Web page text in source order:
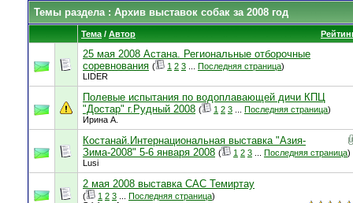
Темы раздела: Архив выставок собак за 2008 год
Тема / Автор
25 мая 2008 Астана. Региональные отборочные
соревнования ( 1 2 3 Последняя страница)
LIDER
Полевые испытания по водоплавающей дичи КПЦ
"Достар" г.Рудный 2008 ( 1 2 3 Последняя страница)
Ирина А.
Костанай.Интернациональная выставка "Азия-
Зима-2008" 5-6 января 2008 ( 1 2 3 Последняя страница)
Lusi
2 мая 2008 выставка САС Темиртау
( 1 2 3 Последняя страница)